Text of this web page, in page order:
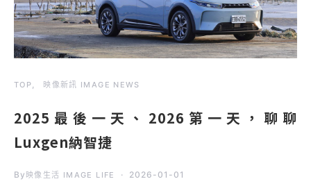
TOP 映像新訊 IMAGE NEWS
2025最後一天、2026第一天，聊聊
Luxgen納智捷
By 映像生活 IMAGE LIFE 2026-01-01